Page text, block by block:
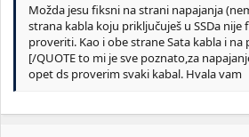
Možda jesu fiksni na strani napajanja
strana kabla koju priključuješ u SSDa nije
proveriti. Kao i obe strane Sata kabla i na
[/QUOTE to mi je sve poznato,za
opet ds proverim svaki kabal. Hvala vam